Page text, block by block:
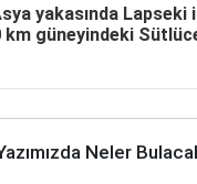
yakasında Lapseki
güneyindeki
Neler